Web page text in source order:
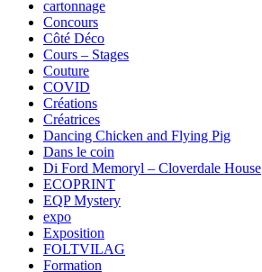
cartonnage
Concours
Côté Déco
Cours – Stages
Couture
COVID
Créations
Créatrices
Dancing Chicken and Flying Pig
Dans le coin
Di Ford Memoryl – Cloverdale House
ECOPRINT
EQP Mystery
expo
Exposition
FOLTVILAG
Formation